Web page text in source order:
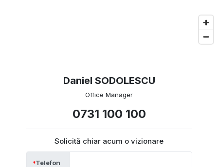
Daniel SODOLESCU
Office Manager
0731 100 100
Solicită chiar acum o vizionare
Telefon